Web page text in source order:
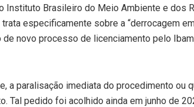
Instituto Brasileiro do Meio Ambiente e dos
especificamente sobre a “derrocagem
de novo processo de licenciamento pelo
a paralisação imediata do procedimento ou
Tal pedido foi acolhido ainda em junho de